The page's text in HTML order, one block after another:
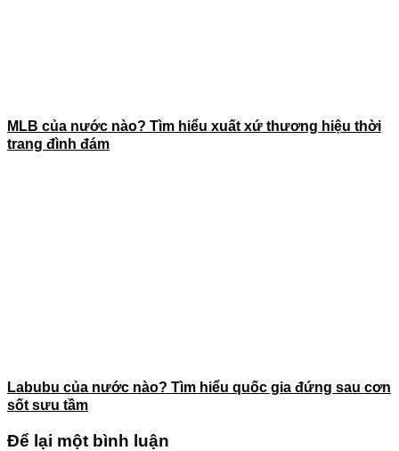
MLB của nước nào? Tìm hiểu xuất xứ thương hiệu thời
trang đình đám
Labubu của nước nào? Tìm hiểu quốc gia đứng sau cơn
sốt sưu tầm
Để lại một bình luận